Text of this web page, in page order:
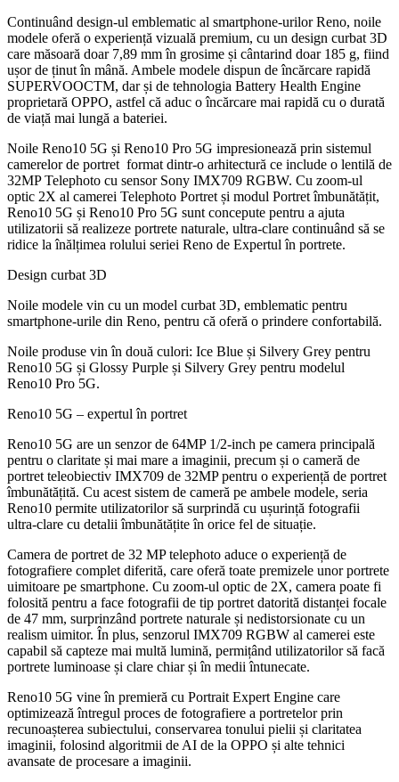
Continuând design-ul emblematic al smartphone-urilor Reno, noile
modele oferă o experiență vizuală premium, cu un design curbat 3D
care măsoară doar 7,89 mm în grosime și cântarind doar 185 g, fiind
ușor de ținut în mână. Ambele modele dispun de încărcare rapidă
SUPERVOOCTM, dar și de tehnologia Battery Health Engine
proprietară OPPO, astfel că aduc o încărcare mai rapidă cu o durată
de viață mai lungă a bateriei.
Noile Reno10 5G și Reno10 Pro 5G impresionează prin sistemul
camerelor de portret format dintr-o arhitectură ce include o lentilă de
32MP Telephoto cu sensor Sony IMX709 RGBW. Cu zoom-ul
optic 2X al camerei Telephoto Portret și modul Portret îmbunătățit,
Reno10 5G și Reno10 Pro 5G sunt concepute pentru a ajuta
utilizatorii să realizeze portrete naturale, ultra-clare continuând să se
ridice la înălțimea rolului seriei Reno de Expertul în portrete.
Design curbat 3D
Noile modele vin cu un model curbat 3D, emblematic pentru
smartphone-urile din Reno, pentru că oferă o prindere confortabilă.
Noile produse vin în două culori: Ice Blue și Silvery Grey pentru
Reno10 5G și Glossy Purple și Silvery Grey pentru modelul
Reno10 Pro 5G.
Reno10 5G – expertul în portret
Reno10 5G are un senzor de 64MP 1/2-inch pe camera principală
pentru o claritate și mai mare a imaginii, precum și o cameră de
portret teleobiectiv IMX709 de 32MP pentru o experiență de portret
îmbunătățită. Cu acest sistem de cameră pe ambele modele, seria
Reno10 permite utilizatorilor să surprindă cu ușurință fotografii
ultra-clare cu detalii îmbunătățite în orice fel de situație.
Camera de portret de 32 MP telephoto aduce o experiență de
fotografiere complet diferită, care oferă toate premizele unor portrete
uimitoare pe smartphone. Cu zoom-ul optic de 2X, camera poate fi
folosită pentru a face fotografii de tip portret datorită distanței focale
de 47 mm, surprinzând portrete naturale și nedistorsionate cu un
realism uimitor. În plus, senzorul IMX709 RGBW al camerei este
capabil să capteze mai multă lumină, permițând utilizatorilor să facă
portrete luminoase și clare chiar și în medii întunecate.
Reno10 5G vine în premieră cu Portrait Expert Engine care
optimizează întregul proces de fotografiere a portretelor prin
recunoașterea subiectului, conservarea tonului pielii și claritatea
imaginii, folosind algoritmii de AI de la OPPO și alte tehnici
avansate de procesare a imaginii.